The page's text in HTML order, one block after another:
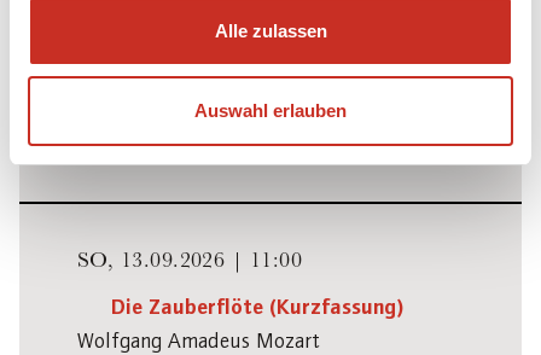
Alle zulassen
Auswahl erlauben
Festival Theatre
Müpa, Budapest
SO, 13.09.2026 | 11:00
Die Zauberflöte (Kurzfassung)
Wolfgang Amadeus Mozart